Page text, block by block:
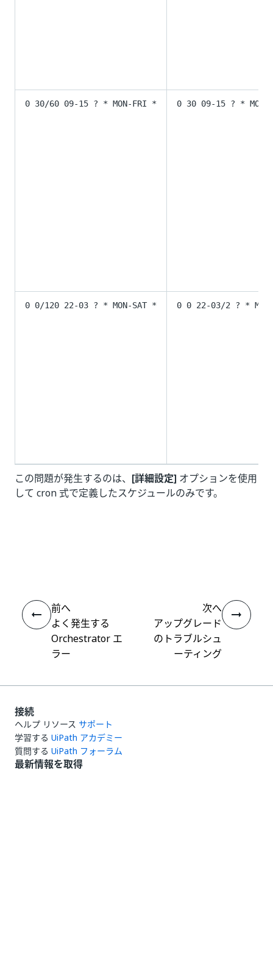
0 30/60 09-15 ? * MON-FRI * 0 30 09-15 ? * MON-
0 0/120 22-03 ? * MON-SAT * 0 0 22-03/2 ? *
この問題が発生するのは、 [詳細設定] オプションを使用
して cron 式で定義したスケジュールのみです。
前へ
よく発生する
Orchestrator エ
ラー
次へ
アップグレード
のトラブルシュ
ーティング
接続
ヘルプ リソース サポート
学習する UiPath アカデミー
質問する UiPath フォーラム
最新情報を取得